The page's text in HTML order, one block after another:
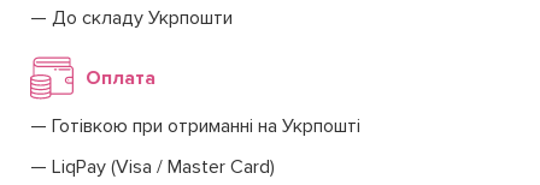
До складу Укрпошти
Оплата
Готівкою при отриманні на Укрпошті
LiqPay (Visa / Master Card)